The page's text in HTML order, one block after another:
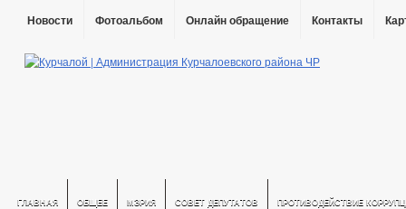
Новости Фотоальбом Онлайн обращение Контакты
ГЛАВНАЯ ОБЩЕЕ МЭРИЯ СОВЕТ ДЕПУТАТОВ ПРОТИВОДЕЙСТВИЕ